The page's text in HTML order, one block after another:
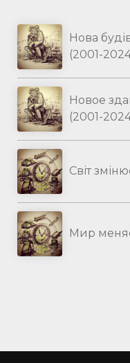
Нова
(2001-
Новое
(2001-
Світ
Мир